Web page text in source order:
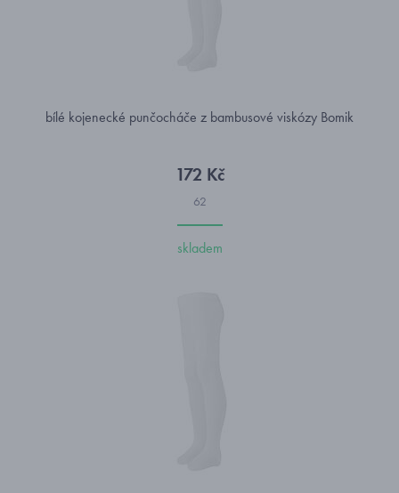
bílé kojenecké punčocháče z bambusové viskózy Bomik
172 Kč
62
skladem